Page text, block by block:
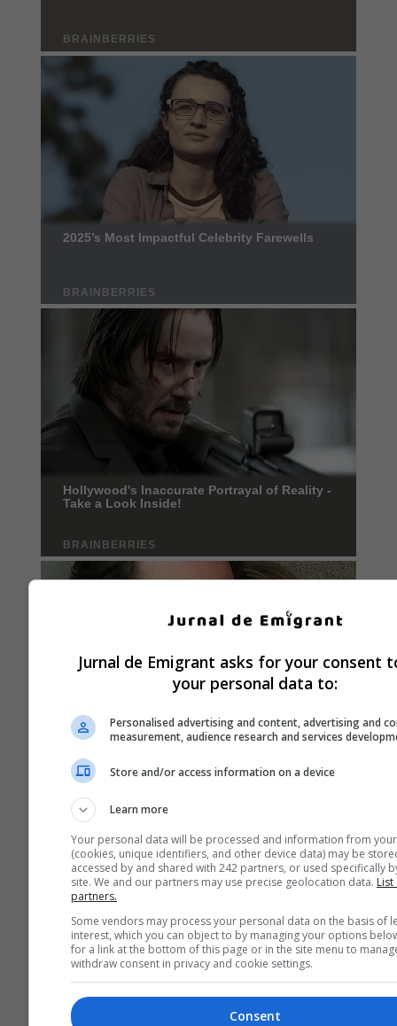
Jurnal de Emigrant asks for your consent
your personal data to:
Personalised advertising and content, advertising and
measurement, audience research and services
Store and/or access information on a device
Learn more
Your personal data will be processed and information from
(cookies, unique identifiers, and other device data) may be
accessed by and shared with 242 partners, or used specifically
site. We and our partners may use precise geolocation data. List
partners.
Some vendors may process your personal data on the basis of
interest, which you can object to by managing your options
for a link at the bottom of this page or in the site menu to
withdraw consent in privacy and cookie settings.
Consent